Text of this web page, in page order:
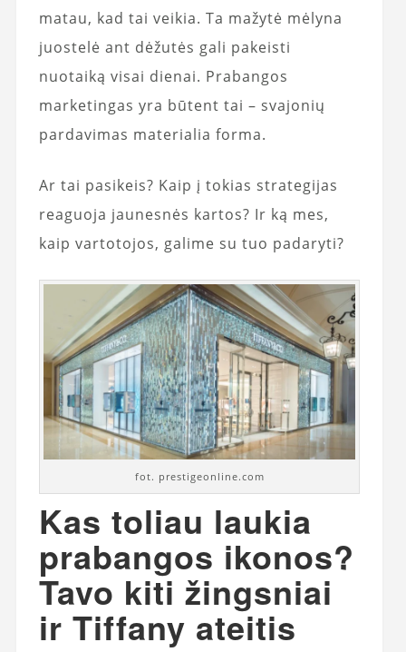
matau, kad tai veikia. Ta mažytė mėlyna
juostelė ant dėžutės gali pakeisti
nuotaiką visai dienai. Prabangos
marketingas yra būtent tai – svajonių
pardavimas materialia forma.
Ar tai pasikeis? Kaip į tokias strategijas
reaguoja jaunesnės kartos? Ir ką mes,
kaip vartotojos, galime su tuo padaryti?
fot. prestigeonline.com
Kas toliau laukia
prabangos ikonos?
Tavo kiti žingsniai
ir Tiffany ateitis